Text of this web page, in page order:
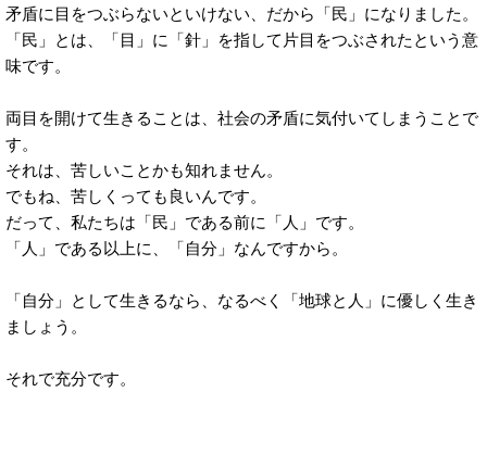
矛盾に目をつぶらないといけない、だから「民」になりました。
「民」とは、「目」に「針」を指して片目をつぶされたという意
味です。
両目を開けて生きることは、社会の矛盾に気付いてしまうことで
す。
それは、苦しいことかも知れません。
でもね、苦しくっても良いんです。
だって、私たちは「民」である前に「人」です。
「人」である以上に、「自分」なんですから。
「自分」として生きるなら、なるべく「地球と人」に優しく生き
ましょう。
それで充分です。